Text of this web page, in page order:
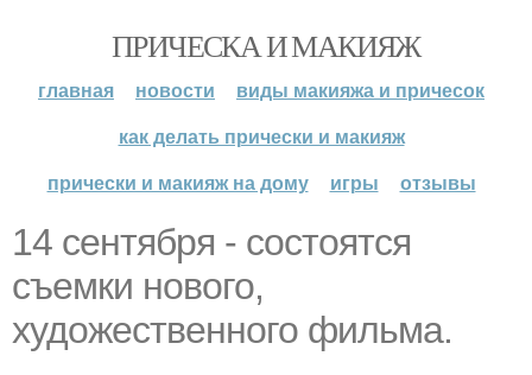
ПРИЧЕСКА И МАКИЯЖ
главная новости
виды макияжа и причесок
как делать прически и макияж
прически и макияж на дому
игры отзывы
14 сентября - состоятся
съемки нового,
художественного фильма.